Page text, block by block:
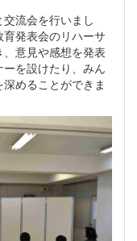
流会を行いまし
発表会のリハーサ
意見や感想を発表
を設けたり、みん
めることができま